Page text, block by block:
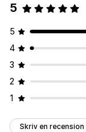
5
5
4
3
2
1
Skriv en recension